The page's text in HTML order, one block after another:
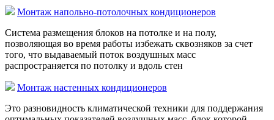
Монтаж напольно-потолочных кондиционеров
Система размещения блоков на потолке и на полу,
позволяющая во время работы избежать сквозняков за счет
того, что выдаваемый поток воздушных масс
распространяется по потолку и вдоль стен
Монтаж настенных кондиционеров
Это разновидность климатической техники для поддержания